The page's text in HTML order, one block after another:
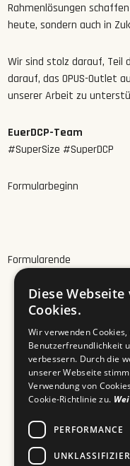
Rahmenlösungen
heute, sondern auch in
Wir sind stolz darauf, Teil
darauf, das OPUS-Outlet
unserer Arbeit zu
EuerDCP-Team
#SuperSize #SuperDCP
Formularbeginn
Formularende
Diese
Cookies.
Wir verwenden Cookies,
Benutzerfreundlichkeit
verbessern. Durch die
unserer Webseite
Verwendung von
Cookie-Richtlinie zu.
PERFORMANCE